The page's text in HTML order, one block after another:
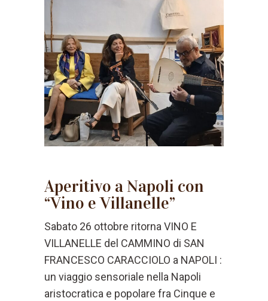
Aperitivo a Napoli con
“Vino e Villanelle”
Sabato 26 ottobre ritorna VINO E
VILLANELLE del CAMMINO di SAN
FRANCESCO CARACCIOLO a NAPOLI :
un viaggio sensoriale nella Napoli
aristocratica e popolare fra Cinque e